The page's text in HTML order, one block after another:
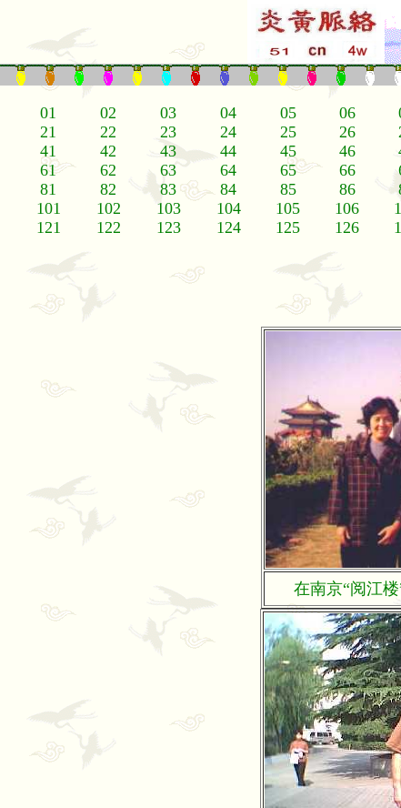
01 02 03 04 05 06
21
22 23 24 25 26
41
42 43 44 45 46
61
62 63 64 65 66
81
82 83 84 85 86
101
102 103 104 105 106
121
122 123 124 125 126
在南京“阅江楼